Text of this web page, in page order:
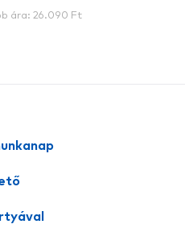
ára: 26.090 Ft